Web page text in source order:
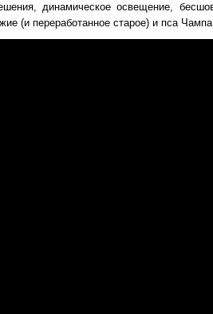
динамическое освещение,
(и переработанное старое) и пса